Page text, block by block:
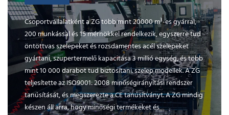
Csoportvállalatként a ZG több mint 20000 m³-es gyárral,
200 munkással és 15 mérnökkel rendelkezik, egyszerre tud
öntöttvas szelepeket és rozsdamentes acél szelepeket
gyártani, szupertermelő kapacitása 3 millió egység, és több
mint 10 000 darabot tud biztosítani. szelep modellek. A ZG
teljesítette az ISO9001: 2008 minőségirányítási rendszer
tanúsítását, és megszerezte a CE tanúsítványt. A ZG mindig
készen áll arra, hogy minőségi termékeket és